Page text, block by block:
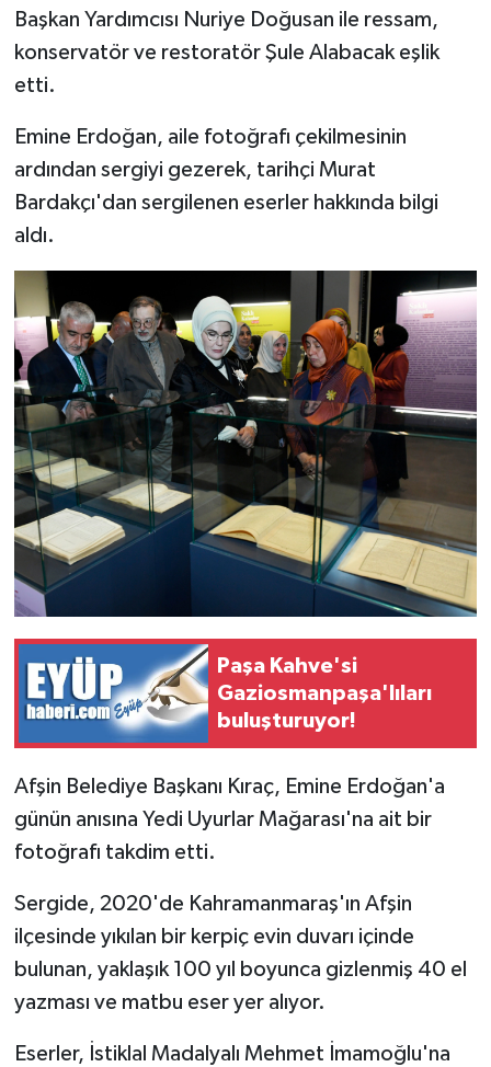
Başkan Yardımcısı Nuriye Doğusan ile ressam,
konservatör ve restoratör Şule Alabacak eşlik
etti.
Emine Erdoğan, aile fotoğrafı çekilmesinin
ardından sergiyi gezerek, tarihçi Murat
Bardakçı'dan sergilenen eserler hakkında bilgi
aldı.
Paşa Kahve'si
Gaziosmanpaşa'lıları
buluşturuyor!
Afşin Belediye Başkanı Kıraç, Emine Erdoğan'a
günün anısına Yedi Uyurlar Mağarası'na ait bir
fotoğrafı takdim etti.
Sergide, 2020'de Kahramanmaraş'ın Afşin
ilçesinde yıkılan bir kerpiç evin duvarı içinde
bulunan, yaklaşık 100 yıl boyunca gizlenmiş 40 el
yazması ve matbu eser yer alıyor.
Eserler, İstiklal Madalyalı Mehmet İmamoğlu'na